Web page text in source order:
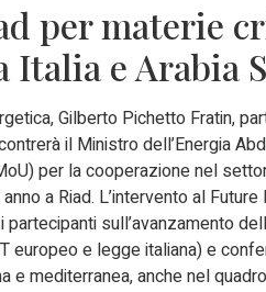
per materie
e Arabia
Gilberto Pichetto Fratin,
il Ministro dell’Energia
per la cooperazione nel
a Riad. L’intervento al
sull’avanzamento
europeo e legge italiana) e
e mediterranea, anche nel